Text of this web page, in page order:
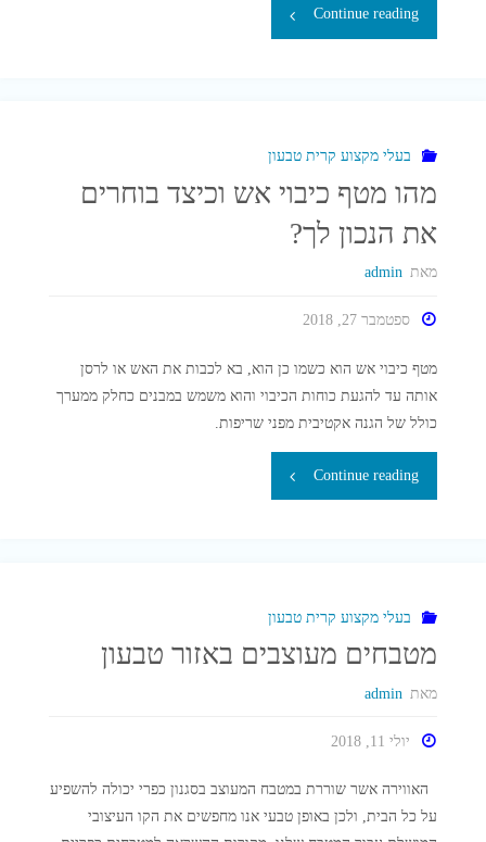
Continue reading"ריפודי
חשיבות
הניקוי
המקצועי"
בעלי מקצוע קרית טבעון
מהו מטף כיבוי אש וכיצד בוחרים
את הנכון לך?
מאת admin
ספטמבר 27, 2018
מטף כיבוי אש הוא כשמו כן הוא, בא לכבות את האש או לרסן
אותה עד להגעת כוחות הכיבוי והוא משמש במבנים כחלק ממערך
כולל של הגנה אקטיבית מפני שריפות.
Continue reading"מהו
אש
וכיצד
בעלי מקצוע קרית טבעון
מטבחים מעוצבים באזור טבעון
מאת admin
יולי 11, 2018
האווירה אשר שוררת במטבח המעוצב בסגנון כפרי יכולה להשפיע
על כל הבית, ולכן באופן טבעי אנו מחפשים את הקו העיצובי